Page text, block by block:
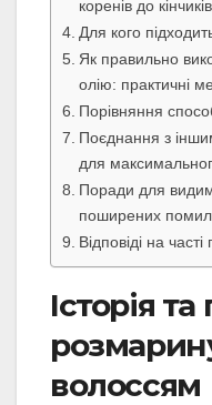
коренів до кінчиків
Для кого
Як правильно
олію: практичні
Порівняння
Поєднання з
для
Поради для
поширених
Відповіді на
Історія
волоссям